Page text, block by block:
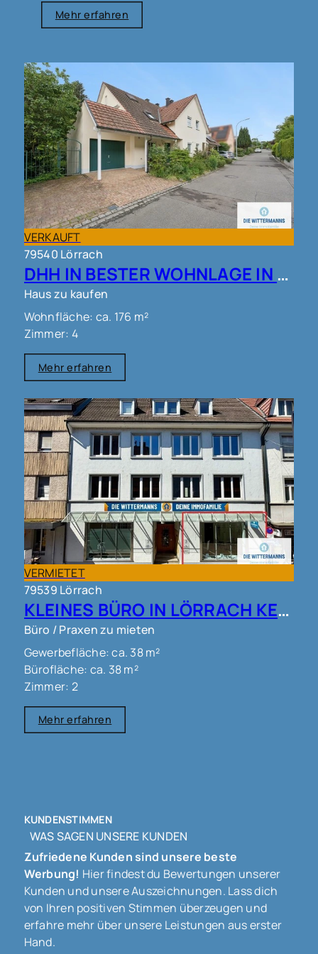
Mehr erfahren
VERKAUFT
79540 Lörrach
DHH IN BESTER WOHNLAGE IN LÖRRACH!!
Haus zu kaufen
Wohnfläche: ca. 176 m²
Zimmer: 4
Mehr erfahren
VERMIETET
79539 Lörrach
KLEINES BÜRO IN LÖRRACH KERNSTADT !!!
Büro / Praxen zu mieten
Gewerbefläche: ca. 38 m²
Bürofläche: ca. 38 m²
Zimmer: 2
Mehr erfahren
KUNDENSTIMMEN
WAS SAGEN UNSERE KUNDEN
Zufriedene Kunden sind unsere beste
Werbung! Hier findest du Bewertungen unserer
Kunden und unsere Auszeichnungen. Lass dich
von Ihren positiven Stimmen überzeugen und
erfahre mehr über unsere Leistungen aus erster
Hand.